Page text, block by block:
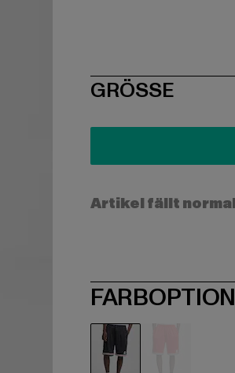
SIZE
GRÖSSE
Artikel fällt